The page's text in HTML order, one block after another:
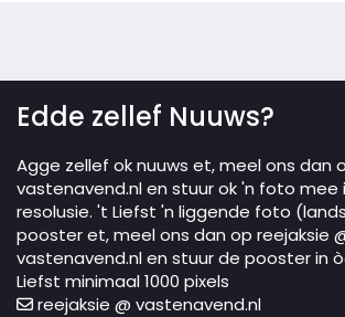
Edde zellef Nuuws?
Agge zellef ok nuuws et, meel ons dan
vastenavend.nl en stuur ok 'n foto mee
resolusie. 't Liefst 'n liggende foto
pooster et, meel ons dan op reejaksie
vastenavend.nl en stuur de pooster in
Liefst minimaal 1000 pixels
reejaksie @ vastenavend.nl